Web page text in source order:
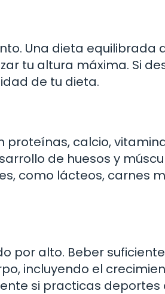
Una dieta equilibrada
tu altura máxima. Si
de tu dieta.
calcio,
de huesos y
como lácteos, carnes
por alto. Beber
incluyendo el
si practicas deportes